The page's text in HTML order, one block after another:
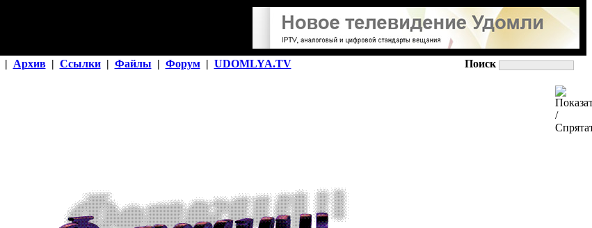
| Архив | Ссылки | Файлы | Форум | UDOMLYA.TV Поиск